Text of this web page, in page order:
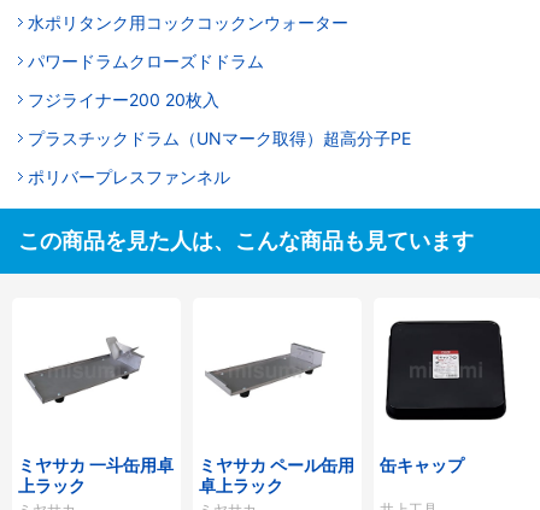
水ポリタンク用コックコックンウォーター
パワードラムクローズドドラム
フジライナー200 20枚入
プラスチックドラム（UNマーク取得）超高分子PE
ポリバープレスファンネル
この商品を見た人は、こんな商品も見ています
ミヤサカ 一斗缶用卓
上ラック
ミヤサカ ペール缶用
卓上ラック
缶キャップ